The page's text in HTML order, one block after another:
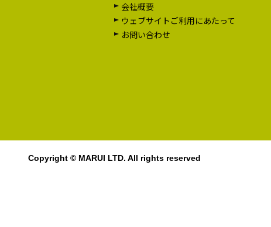
会社概要
ウェブサイトご利用にあたって
お問い合わせ
Copyright © MARUI LTD. All rights reserved